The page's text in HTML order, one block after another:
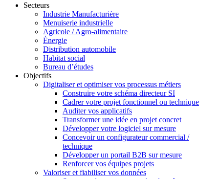
Secteurs
Industrie Manufacturière
Menuiserie industrielle
Agricole / Agro-alimentaire
Énergie
Distribution automobile
Habitat social
Bureau d’études
Objectifs
Digitaliser et optimiser vos processus métiers
Construire votre schéma directeur SI
Cadrer votre projet fonctionnel ou technique
Auditer vos applicatifs
Transformer une idée en projet concret
Développer votre logiciel sur mesure
Concevoir un configurateur commercial /
technique
Développer un portail B2B sur mesure
Renforcer vos équipes projets
Valoriser et fiabiliser vos données